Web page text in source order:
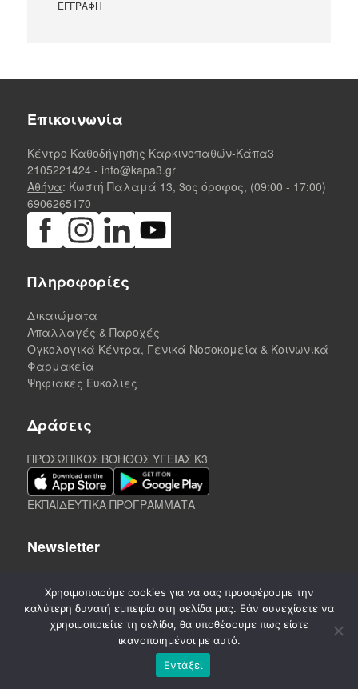
Επικοινωνία
Κέντρο Καθοδήγησης Καρκινοπαθών-Κάπα3
2105221424 - info@kapa3.gr
Αθήνα: Κωστή Παλαμά 13, 3ος όροφος, (09:00 - 17:00)
6906265170
Πληροφορίες
Δικαιώματα
Απαλλαγές & Παροχές
Ογκολογικά Κέντρα, Γενικά Νοσοκομεία & Κοινωνικά
Φαρμακεία
Ψηφιακές Ευκολίες
Δράσεις
ΠΡΟΣΩΠΙΚΟΣ ΒΟΗΘΟΣ ΥΓΕΙΑΣ K3
ΕΚΠΑΙΔΕΥΤΙΚΑ ΠΡΟΓΡΑΜΜΑΤΑ
Newsletter
2020-2026. CREATED by A3
Χρησιμοποιούμε cookies για να σας προσφέρουμε την
καλύτερη δυνατή εμπειρία στη σελίδα μας. Εάν συνεχίσετε να
χρησιμοποιείτε τη σελίδα, θα υποθέσουμε πως είστε
ικανοποιημένοι με αυτό.
Εντάξει